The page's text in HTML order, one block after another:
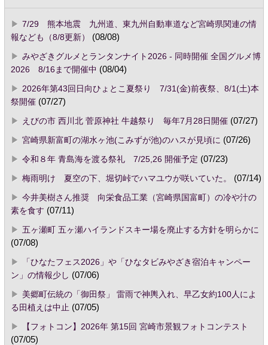
7/29 熊本地震 九州道、東九州自動車道など宮崎県関連の情
報なども（8/8更新）
(08/08)
みやざきグルメとランタンナイト2026 - 同時開催 全国グルメ博
2026 8/16まで開催中 (08/04)
2026年第43回日向ひょとこ夏祭り 7/31(金)前夜祭、8/1(土)本
祭開催(07/27)
えびの市 西川北 菅原神社 牛越祭り 毎年7月28日開催(07/27)
宮崎県新富町の湖水ヶ池(こみずが池)のハスが見頃に (07/26)
令和８年 青島海を渡る祭礼 7/25,26 開催予定 (07/23)
梅雨明け 夏空の下、堀切峠でハマユウが咲いていた。
(07/14)
今井美樹さん推奨 向栄食品工業（宮崎県国富町）の冷や汁の
素を食す (07/11)
五ヶ瀬町 五ヶ瀬ハイランドスキー場を廃止する方針を明らかに
(07/08)
「ひなたフェス2026」や「ひなタビみやざき宿泊キャンペー
ン」の情報少し (07/06)
美郷町伝統の「御田祭」 雷雨で神輿入れ、早乙女約100人によ
る田植えは中止 (07/05)
【フォトコン】2026年 第15回 宮崎市景観フォトコンテスト
(07/05)